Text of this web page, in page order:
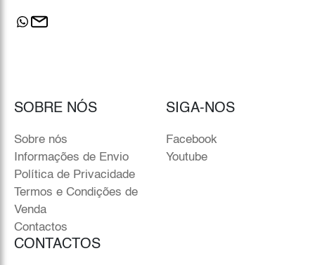
SOBRE NÓS
Sobre nós
Informações de Envio
Política de Privacidade
Termos e Condições de
Venda
Contactos
SIGA-NOS
Facebook
Youtube
CONTACTOS